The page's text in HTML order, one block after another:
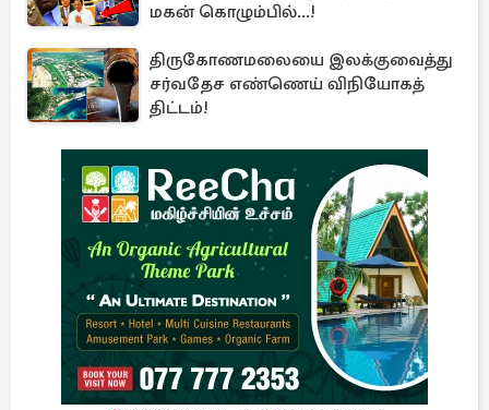
மகன் கொழும்பில்...!
திருகோணமலையை இலக்குவைத்து
சர்வதேச எண்ணெய் விநியோகத்
திட்டம்!